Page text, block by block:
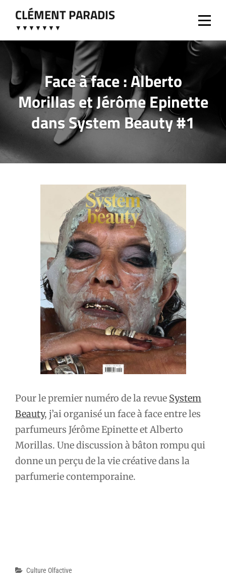
contenu
CLÉMENT PARADIS
▼▼▼▼▼▼▼
Face à face : Alberto
Morillas et Jérôme Epinette
dans System Beauty #1
Pour le premier numéro de la revue System
Beauty, j’ai organisé un face à face entre les
parfumeurs Jérôme Epinette et Alberto
Morillas. Une discussion à bâton rompu qui
donne un perçu de la vie créative dans la
parfumerie contemporaine.
Catégories
Culture Olfactive
l’article